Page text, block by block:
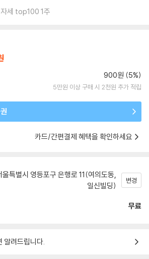
세 top100 1주
900원 (5%)
5만원 이상 구매 시 2천원 추가 적립
카드/간편결제 혜택을 확인하세요
울특별시 영등포구 은행로 11(여의도동,
일신빌딩)
변경
무료
려드립니다.